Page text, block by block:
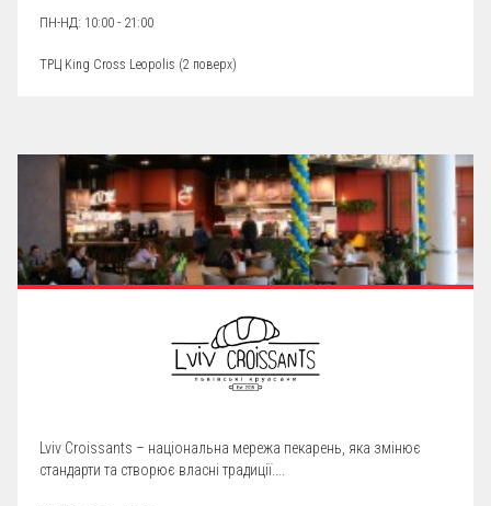
ПН-НД: 10:00 - 21:00
ТРЦ King Cross Leopolis (2 поверх)
Lviv Croissants – національна мережа пекарень, яка змінює
стандарти та створює власні традиції....